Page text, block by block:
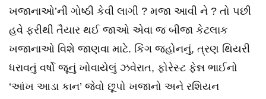
ખજાનાઓ’ની ગોષ્ઠી કેવી લાગી ? મજા આવી ને ? તો પછી
હવે ફરીથી તૈયાર થઈ જાઓ એવા જ બીજા કેટલાક
ખજાનાઓ વિશે જાણવા માટે. કિંગ જ્હોનનું, ત્રણ થિયરી
ધરાવતું વર્ષો જૂનું ખોવાયેલું ઝવેરાત, ફોરેસ્ટ ફેન્ન ભાઈનો
‘આંખ આડા કાન’ જેવો છૂપો ખજાનો અને રશિયન